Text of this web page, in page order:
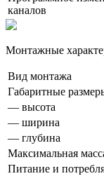
каналов
Монтажные
Вид монтажа
Габаритные
— высота
— ширина
— глубина
Максимальная
Питание и